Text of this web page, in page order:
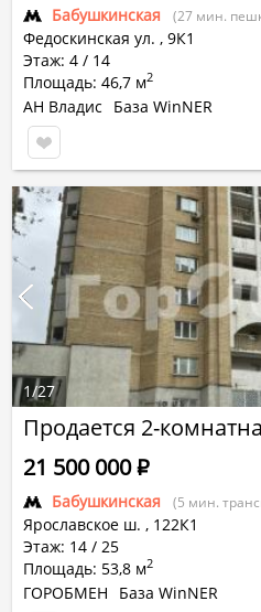
Бабушкинская (27 мин.
Федоскинская ул. , 9К1
Этаж: 4 / 14
Площадь: 46,7 м2
АН Владис
База WinNER
Продается 2-
Бабушкинская (5 мин.
Ярославское ш. , 122К1
Этаж: 14 / 25
Площадь: 53,8 м2
21 500 000Р
ГОРОБМЕН
База WinNER
1/27